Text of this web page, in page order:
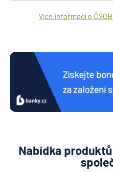
Více informací o
Nabídka produktů